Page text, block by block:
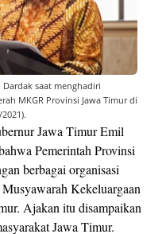
saat menghadiri
MKGR Provinsi Jawa Timur di
Jawa Timur Emil
Pemerintah Provinsi
berbagai organisasi
Kekeluargaan
Ajakan itu disampaikan
Jawa Timur.